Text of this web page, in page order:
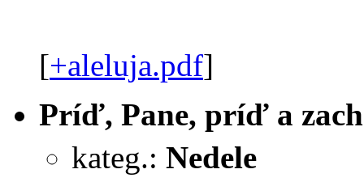
[+aleluja.pdf]
Príď, Pane, príď a
kateg.: Nedele